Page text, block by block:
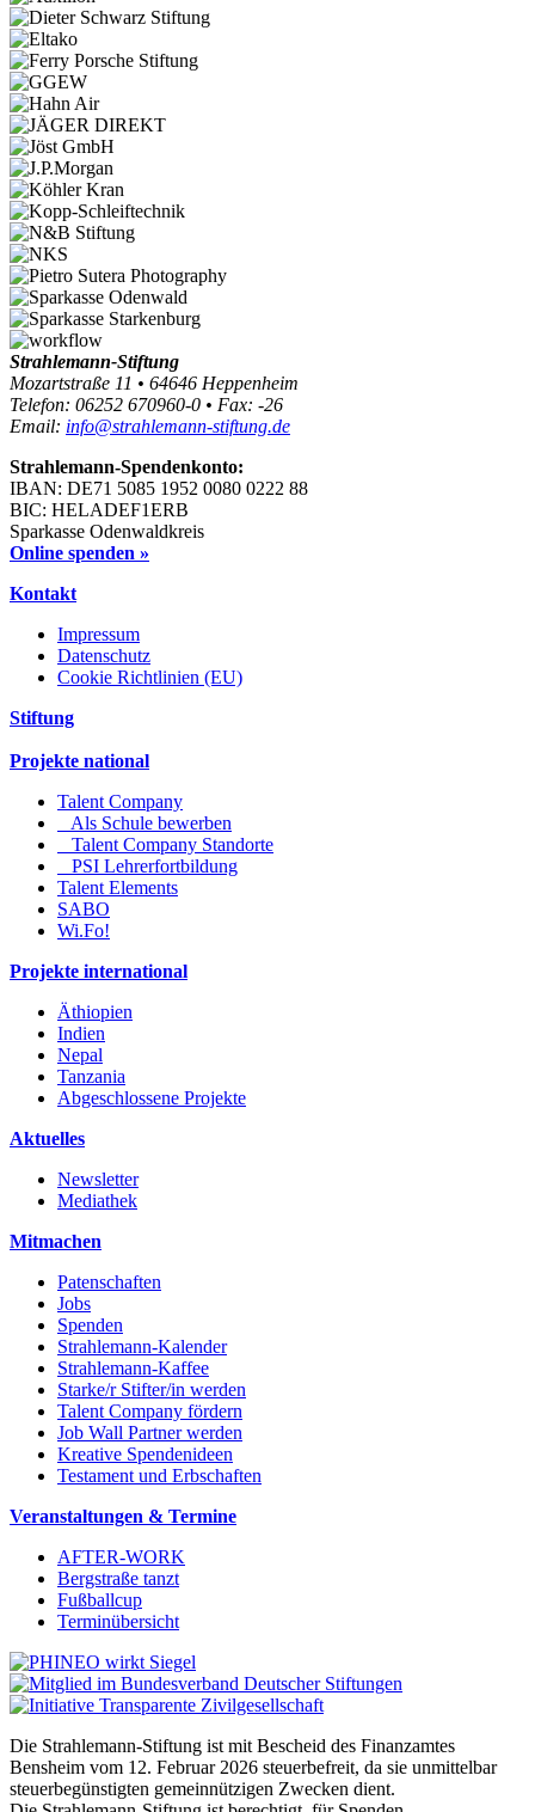
Strahlemann-Stiftung
Mozartstraße 11 • 64646 Heppenheim
Telefon: 06252 670960-0 • Fax: -26
Email: info@strahlemann-stiftung.de
Strahlemann-Spendenkonto:
IBAN: DE71 5085 1952 0080 0222 88
BIC: HELADEF1ERB
Sparkasse Odenwaldkreis
Online spenden »
Kontakt
Impressum
Datenschutz
Cookie Richtlinien (EU)
Stiftung
Projekte national
Talent Company
Als Schule bewerben
Talent Company Standorte
PSI Lehrerfortbildung
Talent Elements
SABO
Wi.Fo!
Projekte international
Äthiopien
Indien
Nepal
Tanzania
Abgeschlossene Projekte
Aktuelles
Newsletter
Mediathek
Mitmachen
Patenschaften
Jobs
Spenden
Strahlemann-Kalender
Strahlemann-Kaffee
Starke/r Stifter/in werden
Talent Company fördern
Job Wall Partner werden
Kreative Spendenideen
Testament und Erbschaften
Veranstaltungen & Termine
AFTER-WORK
Bergstraße tanzt
Fußballcup
Terminübersicht
Die Strahlemann-Stiftung ist mit Bescheid des Finanzamtes
Bensheim vom 12. Februar 2026 steuerbefreit, da sie unmittelbar
steuerbegünstigten gemeinnützigen Zwecken dient.